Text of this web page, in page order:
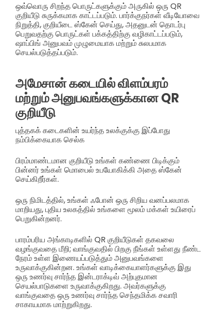
ஒவ்வொரு சிறந்த பொருட்களுக்கும் அருகில் ஒரு QR
குறியீடு சுருக்கமாக காட்டப்படும். பார்க்குநர்கள் வீடியோவை
நிறுத்தி, குறியீடை ஸ்கேன் செய்து, அதனுடன் தொடர்பு
பெறுவதற்கு பொருட்கள் பக்கத்திற்கு வழிகாட்டப்படும்,
ஷாப்பிங் அனுபவம் முழுமையாக மற்றும் சுலபமாக
செயல்படுத்தப்படும்.
அமேசான் கடையில் விளம்பரம்
மற்றும் அனுபவங்களுக்கான QR
குறியீடு
புத்தகக் கடைகளின் உயர்ந்த உலக்குக்கு இப்போது
நம்பிக்கையாக செல்க
பிரம்மாண்டமான குறியீடு உங்கள் கண்ணை பிடிக்கும்
பின்னர் உங்கள் மொபைல் உபயோகிக்கி அதை ஸ்கேன்
செய்கிறீர்கள்.
ஒரு நிமிடத்தில், உங்கள் ஃபோன் ஒரு சிறிய வனப்பலமாக
மாறியது, புதிய உலகத்தில் உங்களை மூலம் மக்கள் உயிரைப்
பெறுகின்றனர்.
பாரம்பரிய அங்காடிகளில் QR குறியீடுகள் தகவலை
வழங்குவதை மீறி; வாங்குவதில் பிறகு நீங்கள் உள்ளது நீண்ட
நேரம் உள்ள இணையப்படுத்தும் அனுபவங்களை
உருவாக்குகின்றன. உங்கள் வாடிக்கையாளர்களுக்கு இது
ஒரு உணர்வு சார்ந்த இன்டராக்டிவ் அற்புதமான
செயல்பாடுகளை உருவாக்குகிறது. அவர்களுக்கு
வாங்குவதை ஒரு உணர்வு சார்ந்த செந்தமிக்க சவாரி
சாகாயமாக மாற்றுகிறது.